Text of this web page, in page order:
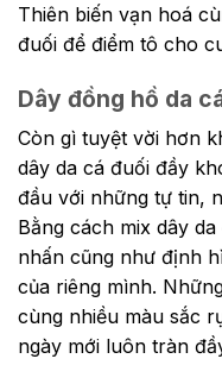
Thiên biến vạn hoá
đuối để điểm tô cho
Dây đồng hồ da
Còn gì tuyệt vời hơn
dây da cá đuối đầy
đầu với những tự tin,
Bằng cách mix dây
nhấn cũng như định
của riêng mình.
cùng nhiều màu sắc
ngày mới luôn tràn